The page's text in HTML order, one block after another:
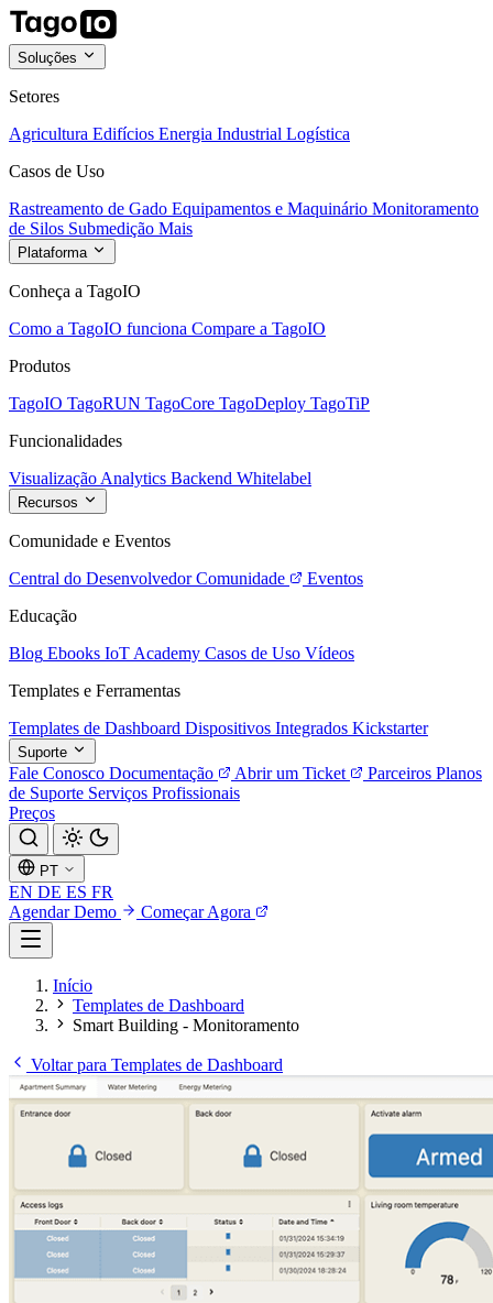
Soluções
Setores
Agricultura Edifícios Energia Industrial Logística
Casos de Uso
Rastreamento de Gado Equipamentos e Maquinário Monitoramento
de Silos Submedição Mais
Plataforma
Conheça a TagoIO
Como a TagoIO funciona Compare a TagoIO
Produtos
TagoIO TagoRUN TagoCore TagoDeploy TagoTiP
Funcionalidades
Visualização Analytics Backend Whitelabel
Recursos
Comunidade e Eventos
Central do Desenvolvedor Comunidade
Eventos
Educação
Blog Ebooks IoT Academy Casos de Uso Vídeos
Templates e Ferramentas
Templates de Dashboard Dispositivos Integrados Kickstarter
Suporte
Fale Conosco Documentação Abrir um Ticket Parceiros Planos
de Suporte Serviços Profissionais
Preços
PT
EN DE ES FR
Agendar Demo
Começar Agora
Início
Templates de Dashboard
Smart Building - Monitoramento
Voltar para Templates de Dashboard